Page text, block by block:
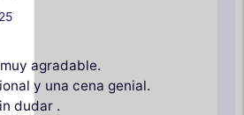
agradable.
y una cena genial.
dudar .